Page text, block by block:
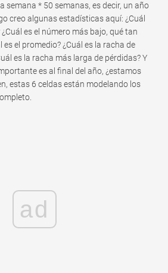
semana * 50 semanas, es decir, un año
creo algunas estadísticas aquí: ¿Cuál
es el número más bajo, qué tan
el promedio? ¿Cuál es la racha de
es la racha más larga de pérdidas? Y
es al final del año, ¿estamos
estas 6 celdas están modelando los
ad